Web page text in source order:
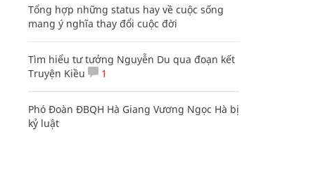
Tổng hợp những status hay về cuộc sống
mang ý nghĩa thay đổi cuộc đời
Tìm hiểu tư tưởng Nguyễn Du qua đoạn kết
Truyện Kiều
1
Phó Đoàn ĐBQH Hà Giang Vương Ngọc Hà bị
kỷ luật